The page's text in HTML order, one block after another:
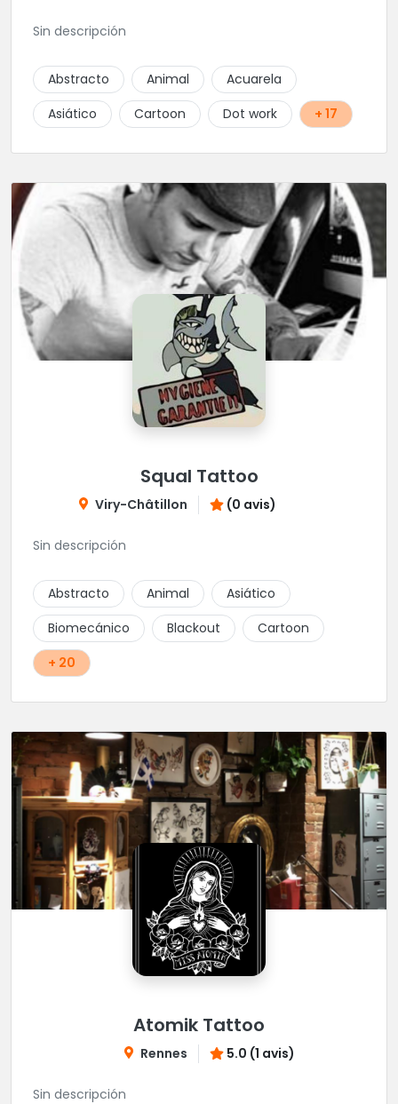
Sin descripción
Abstracto Animal
Acuarela
Asiático
Cartoon Dot work + 17
Squal Tattoo
Viry-Châtillon (0 avis)
Sin descripción
Abstracto Animal
Asiático
Biomecánico
Blackout
Cartoon
+ 20
Atomik Tattoo
Rennes 5.0 (1 avis)
Sin descripción